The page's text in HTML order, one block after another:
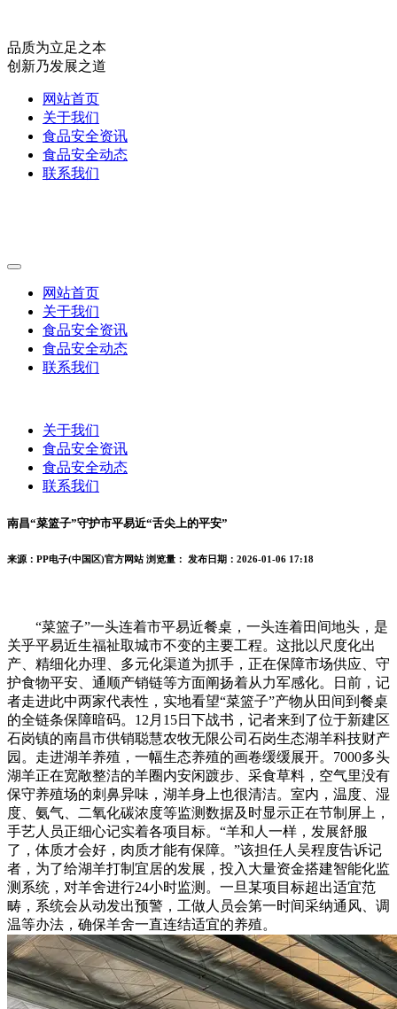
品质为立足之本
创新乃发展之道
网站首页
关于我们
食品安全资讯
食品安全动态
联系我们
网站首页
关于我们
食品安全资讯
食品安全动态
联系我们
关于我们
食品安全资讯
食品安全动态
联系我们
南昌“菜篮子”守护市平易近“舌尖上的平安”
来源：PP电子(中国区)官方网站 浏览量： 发布日期：2026-01-06 17:18
“菜篮子”一头连着市平易近餐桌，一头连着田间地头，是
关乎平易近生福祉取城市不变的主要工程。这批以尺度化出
产、精细化办理、多元化渠道为抓手，正在保障市场供应、守
护食物平安、通顺产销链等方面阐扬着从力军感化。日前，记
者走进此中两家代表性，实地看望“菜篮子”产物从田间到餐桌
的全链条保障暗码。12月15日下战书，记者来到了位于新建区
石岗镇的南昌市供销聪慧农牧无限公司石岗生态湖羊科技财产
园。走进湖羊养殖，一幅生态养殖的画卷缓缓展开。7000多头
湖羊正在宽敞整洁的羊圈内安闲踱步、采食草料，空气里没有
保守养殖场的刺鼻异味，湖羊身上也很清洁。室内，温度、湿
度、氨气、二氧化碳浓度等监测数据及时显示正在节制屏上，
手艺人员正细心记实着各项目标。“羊和人一样，发展舒服
了，体质才会好，肉质才能有保障。”该担任人吴程度告诉记
者，为了给湖羊打制宜居的发展，投入大量资金搭建智能化监
测系统，对羊舍进行24小时监测。一旦某项目标超出适宜范
畴，系统会从动发出预警，工做人员会第一时间采纳通风、调
温等办法，确保羊舍一直连结适宜的养殖。